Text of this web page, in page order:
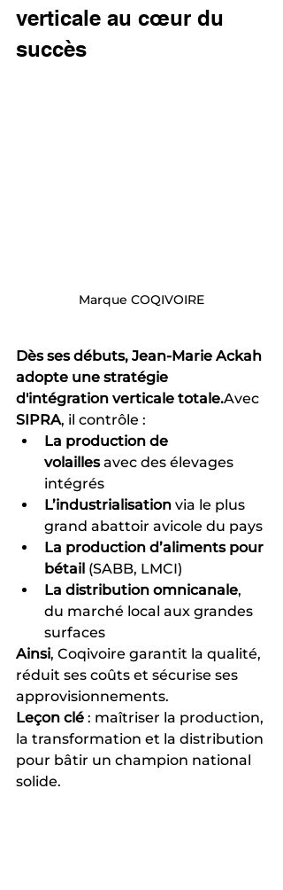
verticale au cœur du
succès
Marque COQIVOIRE
Dès ses débuts, Jean-Marie Ackah
adopte une stratégie
d'intégration verticale totale.Avec
SIPRA, il contrôle :
La production de
volailles avec des élevages
intégrés
L’industrialisation via le plus
grand abattoir avicole du pays
La production d’aliments pour
bétail (SABB, LMCI)
La distribution omnicanale,
du marché local aux grandes
surfaces
Ainsi, Coqivoire garantit la qualité,
réduit ses coûts et sécurise ses
approvisionnements.
Leçon clé : maîtriser la production,
la transformation et la distribution
pour bâtir un champion national
solide.